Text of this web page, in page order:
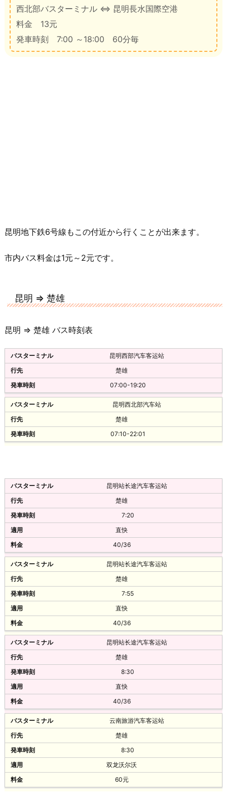
西北部バスターミナル ⇔ 昆明長水国際空港
料金 13元
発車時刻 7:00 ～18:00 60分毎
昆明地下鉄6号線もこの付近から行くことが出来ます。
市内バス料金は1元～2元です。
昆明 ⇒ 楚雄
昆明 ⇒ 楚雄 バス時刻表
昆明西部汽车客运站
楚雄
07:00-19:20
昆明西北部汽车站
楚雄
07:10-22:01
昆明站长途汽车客运站
楚雄
7:20
直快
40/36
昆明站长途汽车客运站
楚雄
7:55
直快
40/36
昆明站长途汽车客运站
楚雄
8:30
直快
40/36
云南旅游汽车客运站
楚雄
8:30
双龙沃尔沃
60元